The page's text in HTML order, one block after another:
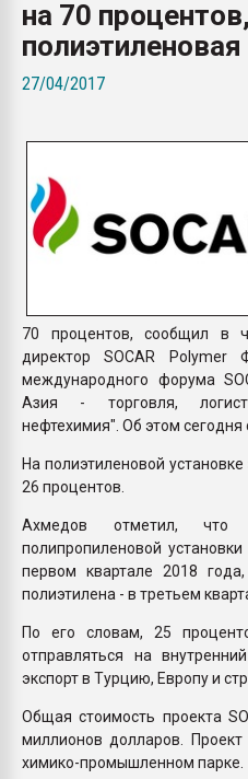
на 70 процентов,
27/04/2017
70 процентов, сообщил в
директор SOCAR
международного форума
Азия - торговля,
нефтехимия". Об этом сегодня
На полиэтиленовой
26 процентов.
Ахмедов отметил, что
полипропиленовой
первом квартале 2018
полиэтилена - в третьем
По его словам, 25
отправляться на
экспорт в Турцию, Европу и
Общая стоимость проекта
миллионов долларов. Проект
химико-промышленном парке.